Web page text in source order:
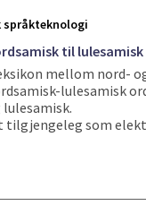
språkteknologi
til lulesamisk
mellom nord-
lulesamisk
som